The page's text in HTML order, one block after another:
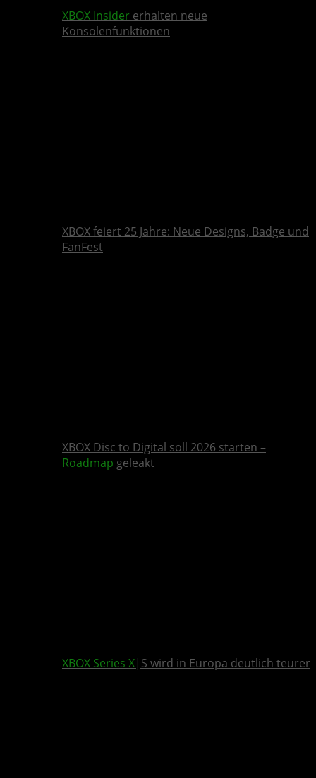
XBOX Insider erhalten neue
Konsolenfunktionen
XBOX feiert 25 Jahre: Neue Designs, Badge und
FanFest
XBOX Disc to Digital soll 2026 starten –
Roadmap geleakt
XBOX Series X|S wird in Europa deutlich teurer